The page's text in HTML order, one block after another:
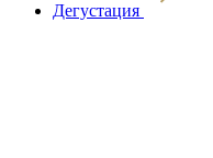
Дегустация